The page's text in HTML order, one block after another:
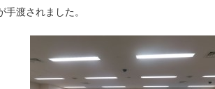
渡されました。